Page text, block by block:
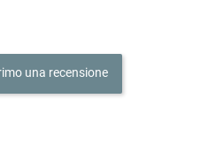
una recensione